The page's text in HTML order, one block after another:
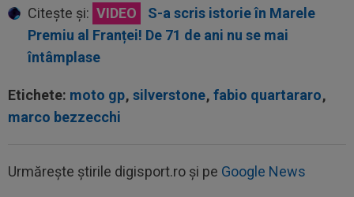
Citește și: VIDEO
S-a scris istorie în Marele
Premiu al Franței! De 71 de ani nu se mai
întâmplase
Etichete: moto gp, silverstone, fabio quartararo,
marco bezzecchi
Urmărește știrile digisport.ro și pe Google News